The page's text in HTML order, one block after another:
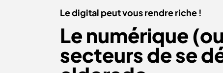
Le digital peut vous rendre riche !
Le numérique
secteurs de se